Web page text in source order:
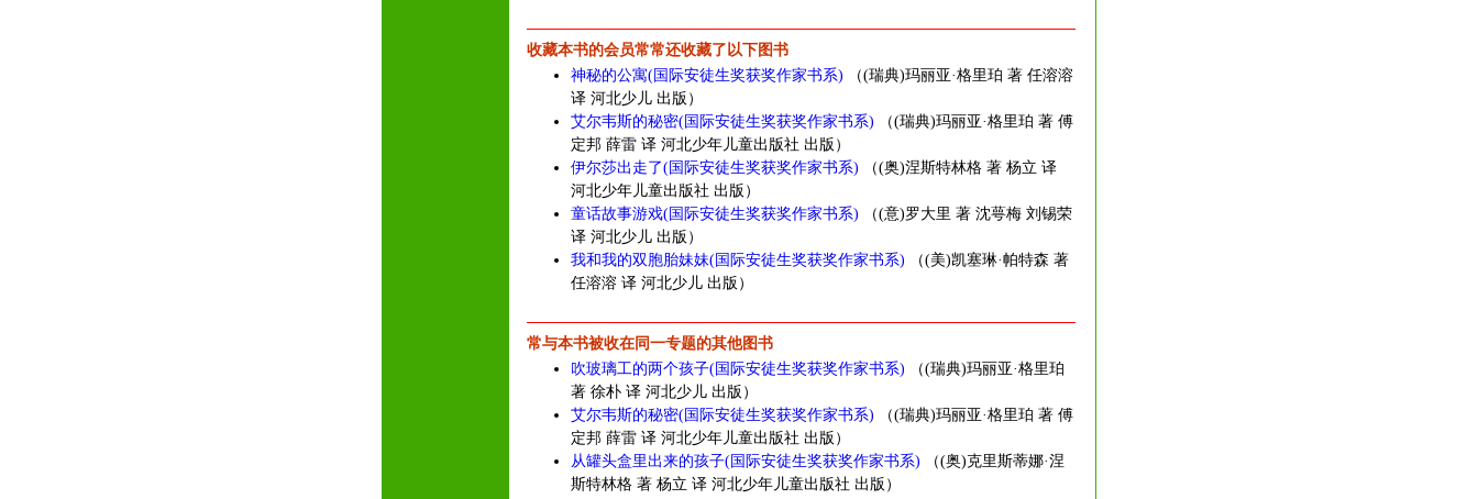
收藏本书的会员常常还收藏了以下图书
神秘的公寓(国际安徒生奖获奖作家书系) （(瑞典)玛丽亚·格里珀 著 任溶溶
译 河北少儿 出版）
艾尔韦斯的秘密(国际安徒生奖获奖作家书系) （(瑞典)玛丽亚·格里珀 著 傅
定邦 薛雷 译 河北少年儿童出版社 出版）
伊尔莎出走了(国际安徒生奖获奖作家书系) （(奥)涅斯特林格 著 杨立 译
河北少年儿童出版社 出版）
童话故事游戏(国际安徒生奖获奖作家书系) （(意)罗大里 著 沈萼梅 刘锡荣
译 河北少儿 出版）
我和我的双胞胎妹妹(国际安徒生奖获奖作家书系) （(美)凯塞琳·帕特森 著
任溶溶 译 河北少儿 出版）
常与本书被收在同一专题的其他图书
吹玻璃工的两个孩子(国际安徒生奖获奖作家书系) （(瑞典)玛丽亚·格里珀
著 徐朴 译 河北少儿 出版）
艾尔韦斯的秘密(国际安徒生奖获奖作家书系) （(瑞典)玛丽亚·格里珀 著 傅
定邦 薛雷 译 河北少年儿童出版社 出版）
从罐头盒里出来的孩子(国际安徒生奖获奖作家书系) （(奥)克里斯蒂娜·涅
斯特林格 著 杨立 译 河北少年儿童出版社 出版）